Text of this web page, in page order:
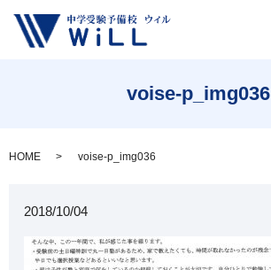
voise-p_img036
HOME voise-p_img036
2018/10/04